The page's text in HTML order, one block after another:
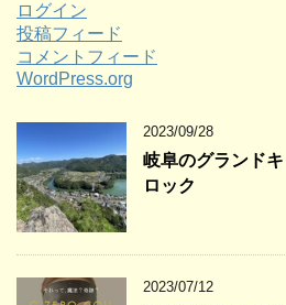
ログイン
投稿フィード
コメントフィード
WordPress.org
2023/09/28
岐阜のグランド
ロック
2023/07/12